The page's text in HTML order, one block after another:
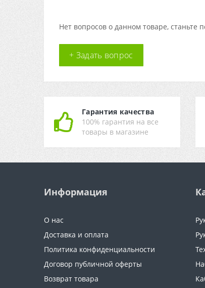
Нет вопросов о данном товаре, станьте
+ Задать вопрос
Гарантия качества
100% гарантия на все
товары в магазине
Информация
О нас
Доставка и оплата
Политика конфиденциальности
Договор публичной оферты
Возврат товара